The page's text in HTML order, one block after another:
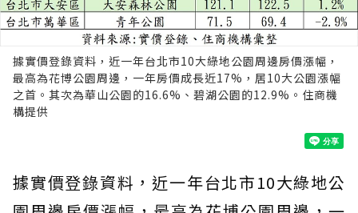
據實價登錄資料，近一年台北市10大綠地公園周邊房價漲幅，
最高為花博公園周邊，一年房價成長近17%，居10大公園漲幅
之首。其次為華山公園的16.6%、碧湖公園的12.9%。住商機
構提供
據實價登錄資料，近一年台北市10大綠地公